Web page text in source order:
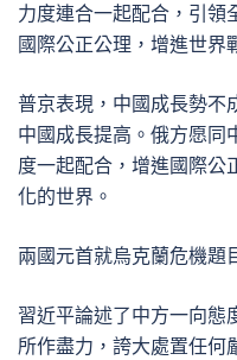
力度連合一起配合，引領
國際公正公理，增進世界
普京表現，中國成長勢不
中國成長提高。俄方愿同
度一起配合，增進國際公
化的世界。
兩國元首就烏克蘭危機題
習近平論述了中方一向態
所作盡力，誇大處置任何